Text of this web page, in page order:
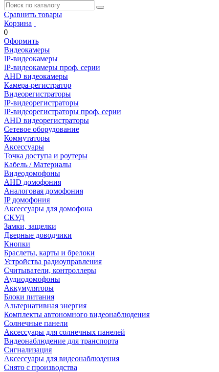
Сравнить товары
Корзина
0
Оформить
Видеокамеры
IP-видеокамеры
IP-видеокамеры проф. серии
AHD видеокамеры
Камера-регистратор
Видеорегистраторы
IP-видеорегистраторы
IP-видеорегистраторы проф. серии
AHD видеорегистраторы
Сетевое оборудование
Коммутаторы
Аксессуары
Точка доступа и роутеры
Кабель / Материалы
Видеодомофоны
AHD домофония
Аналоговая домофония
IP домофония
Аксессуары для домофона
СКУД
Замки, защелки
Дверные доводчики
Кнопки
Браслеты, карты и брелоки
Устройства радиоуправления
Считыватели, контроллеры
Аудиодомофоны
Аккумуляторы
Блоки питания
Альтернативная энергия
Комплекты автономного видеонаблюдения
Солнечные панели
Аксессуары для солнечных панелей
Видеонаблюдение для транспорта
Сигнализация
Аксессуары для видеонаблюдения
Снято с производства